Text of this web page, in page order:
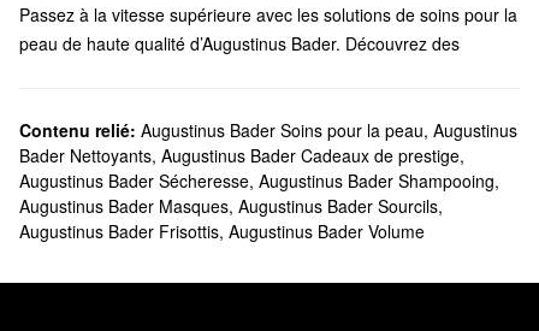
Passez à la vitesse supérieure avec les solutions de soins pour la
peau de haute qualité d’Augustinus Bader. Découvrez des
marque fondée par le professeur, scientifique et médecin
d’origine allemande Augustinus Bader.
Est-ce que Sephora vend les produits Augustinus Bader?
Vous trouverez une variété d’essentiels desoins pour la
peauAugustinus Bader chez Sephora. Côtéhydratants
Contenu relié: Augustinus Bader Soins pour la peau, Augustinus
Bader Nettoyants, Augustinus Bader Cadeaux de prestige,
Augustinus Bader Sécheresse, Augustinus Bader Shampooing,
Augustinus Bader Masques, Augustinus Bader Sourcils,
Augustinus Bader Frisottis, Augustinus Bader Volume